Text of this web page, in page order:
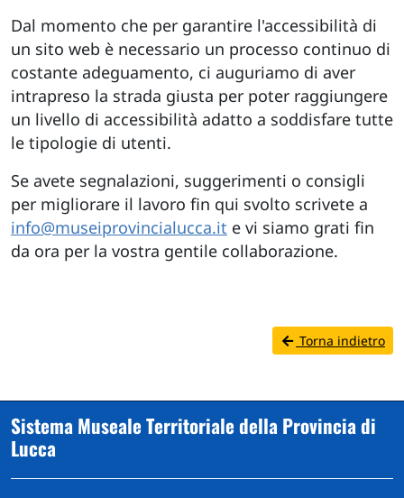
Dal momento che per garantire l'accessibilità di
un sito web è necessario un processo continuo di
costante adeguamento, ci auguriamo di aver
intrapreso la strada giusta per poter raggiungere
un livello di accessibilità adatto a soddisfare tutte
le tipologie di utenti.
Se avete segnalazioni, suggerimenti o consigli
per migliorare il lavoro fin qui svolto scrivete a
info@museiprovincialucca.it e vi siamo grati fin
da ora per la vostra gentile collaborazione.
Torna indietro
Sistema Museale Territoriale della Provincia di
Lucca